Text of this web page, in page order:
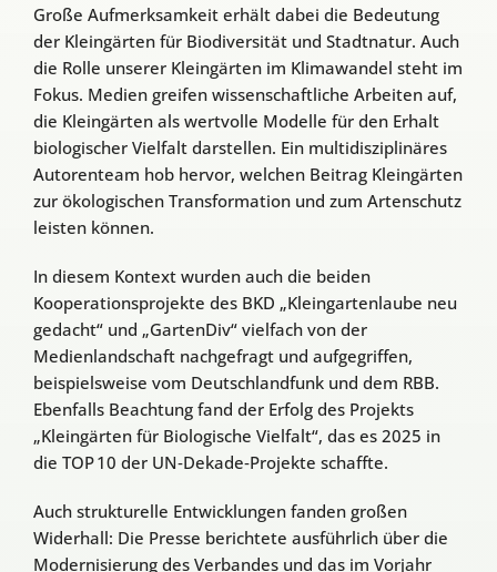
Große Aufmerksamkeit erhält dabei die Bedeutung
der Kleingärten für Biodiversität und Stadtnatur. Auch
die Rolle unserer Kleingärten im Klimawandel steht im
Fokus. Medien greifen wissenschaftliche Arbeiten auf,
die Kleingärten als wertvolle Modelle für den Erhalt
biologischer Vielfalt darstellen. Ein multidisziplinäres
Autorenteam hob hervor, welchen Beitrag Kleingärten
zur ökologischen Transformation und zum Artenschutz
leisten können.
In diesem Kontext wurden auch die beiden
Kooperationsprojekte des BKD „Kleingartenlaube neu
gedacht“ und „GartenDiv“ vielfach von der
Medienlandschaft nachgefragt und aufgegriffen,
beispielsweise vom Deutschlandfunk und dem RBB.
Ebenfalls Beachtung fand der Erfolg des Projekts
„Kleingärten für Biologische Vielfalt“, das es 2025 in
die TOP 10 der UN‑Dekade‑Projekte schaffte.
Auch strukturelle Entwicklungen fanden großen
Widerhall: Die Presse berichtete ausführlich über die
Modernisierung des Verbandes und das im Vorjahr